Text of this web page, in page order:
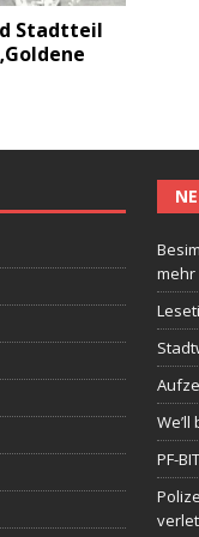
Stadtteil
mehr
We’ll
PF-